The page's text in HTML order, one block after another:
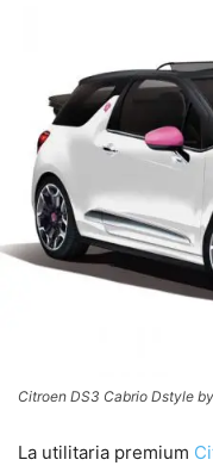
Citroen DS3 Cabrio Dstyle
La utilitaria premium